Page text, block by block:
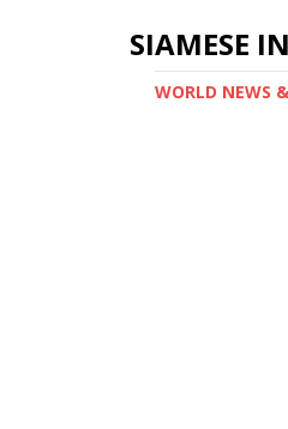
SIAMESE
WORLD NEWS